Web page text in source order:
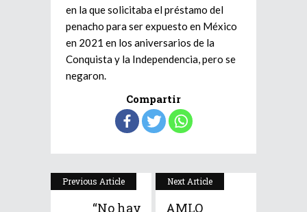
en la que solicitaba el préstamo del
penacho para ser expuesto en México
en 2021 en los aniversarios de la
Conquista y la Independencia, pero se
negaron.
Compartir
Previous Article
“No hay
Next Article
AMLO